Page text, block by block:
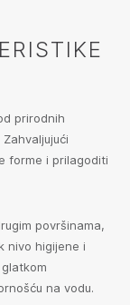
prirodnih
forme i prilagoditi
površinama,
nivo higijene i
na vodu.